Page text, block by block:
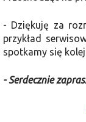
- Dziękuję za
przykład
spotkamy się
- Serdecznie